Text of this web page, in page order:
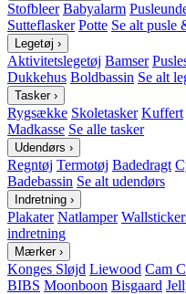
Stofbleer Babyalarm
Sutteflasker Potte Se alt pusle
Legetøj ›
Aktivitetslegetøj Bamser
Dukkehus Boldbassin Se alt
Tasker ›
Rygsække Skoletasker Kuffert
Madkasse Se alle tasker
Udendørs ›
Regntøj Termotøj Badedragt
Badebassin Se alt udendørs
Indretning ›
Plakater Natlamper
indretning
Mærker ›
Konges Sløjd Liewood Cam
BIBS Moonboon Bisgaard